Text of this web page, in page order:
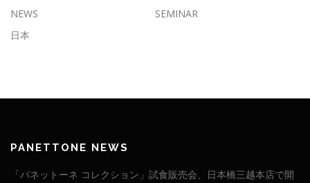
NEWS
SEMINAR
日本
PANETTONE NEWS
「パネットーネ コレクション」試食販売会、日本橋三越本店で開